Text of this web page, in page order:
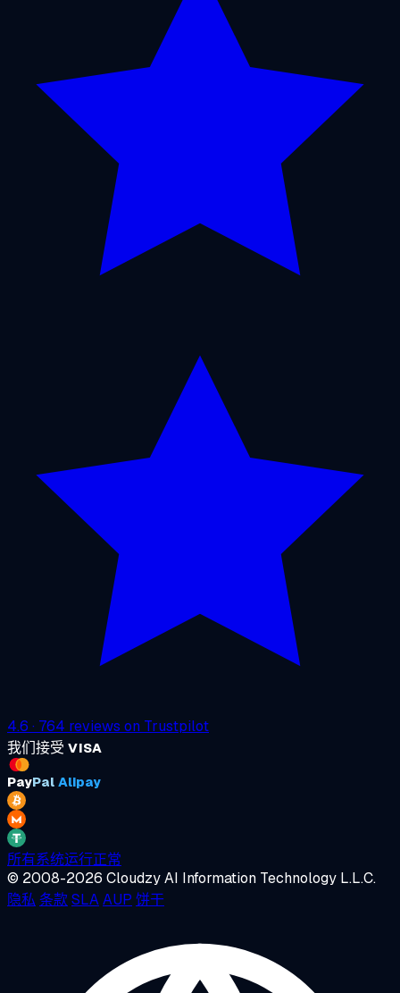
4.6 · 764 reviews on Trustpilot
我们接受 VISA
PayPal Alipay
所有系统运行正常
© 2008-2026 Cloudzy AI Information Technology L.L.C.
隐私 条款SLAAUP 饼干